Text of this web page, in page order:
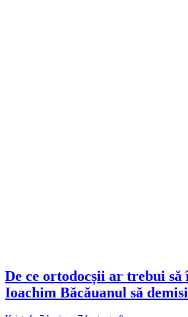
De ce ortodocșii ar trebui
Ioachim Băcăuanul să